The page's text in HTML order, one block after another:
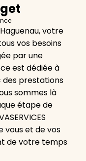
Haguenau, votre
vos besoins
par une
est dédiée à
prestations
sommes là
étape de
vous et de vos
de votre temps